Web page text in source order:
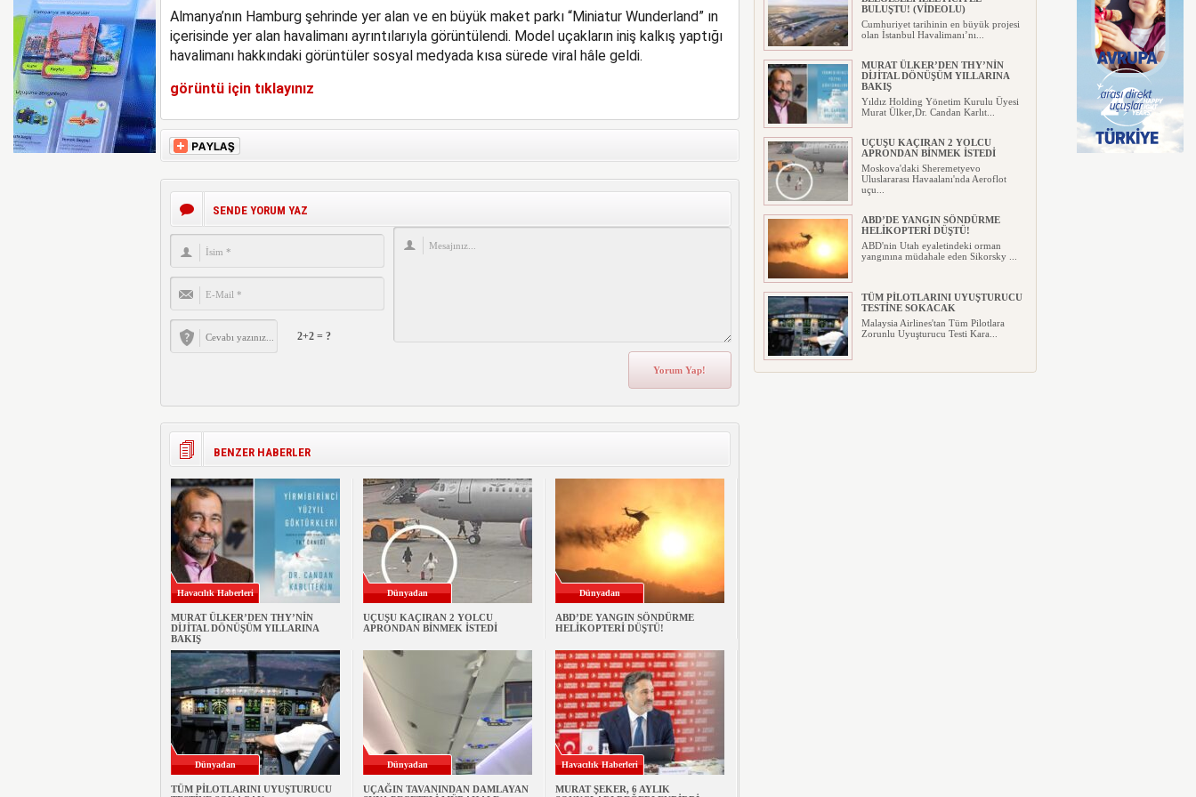
BOEING 737 MAX’LARDA ÇATLAK RİSKİ
Almanya’nın Hamburg şehrinde yer alan ve en büyük maket parkı “Miniatur Wunderland” ın
içerisinde yer alan havalimanı ayrıntılarıyla görüntülendi. Model uçakların iniş kalkış yaptığı
havalimanı hakkındaki görüntüler sosyal medyada kısa sürede viral hâle geldi.
görüntü için tıklayınız
SENDE YORUM YAZ
2+2 = ?
BENZER HABERLER
Havacılık Haberleri
MURAT ÜLKER’DEN THY’NİN
DİJİTAL DÖNÜŞÜM YILLARINA
BAKIŞ
Dünyadan
UÇUŞU KAÇIRAN 2 YOLCU
APRONDAN BİNMEK İSTEDİ
Dünyadan
ABD’DE YANGIN SÖNDÜRME
HELİKOPTERİ DÜŞTÜ!
Dünyadan
TÜM PİLOTLARINI UYUŞTURUCU
Dünyadan
UÇAĞIN TAVANINDAN DAMLAYAN
Havacılık Haberleri
MURAT ŞEKER, 6 AYLIK
BULUŞTU! (VİDEOLU)
Cumhuriyet tarihinin en büyük projesi
olan İstanbul Havalimanı’nı...
MURAT ÜLKER’DEN THY’NİN
DİJİTAL DÖNÜŞÜM YILLARINA
BAKIŞ
Yıldız Holding Yönetim Kurulu Üyesi
Murat Ülker,Dr. Candan Karlıt...
UÇUŞU KAÇIRAN 2 YOLCU
APRONDAN BİNMEK İSTEDİ
Moskova'daki Sheremetyevo
Uluslararası Havaalanı'nda Aeroflot
uçu...
ABD’DE YANGIN SÖNDÜRME
HELİKOPTERİ DÜŞTÜ!
ABD'nin Utah eyaletindeki orman
yangınına müdahale eden Sikorsky ...
TÜM PİLOTLARINI UYUŞTURUCU
TESTİNE SOKACAK
Malaysia Airlines'tan Tüm Pilotlara
Zorunlu Uyuşturucu Testi Kara...
UÇAĞIN TAVANINDAN